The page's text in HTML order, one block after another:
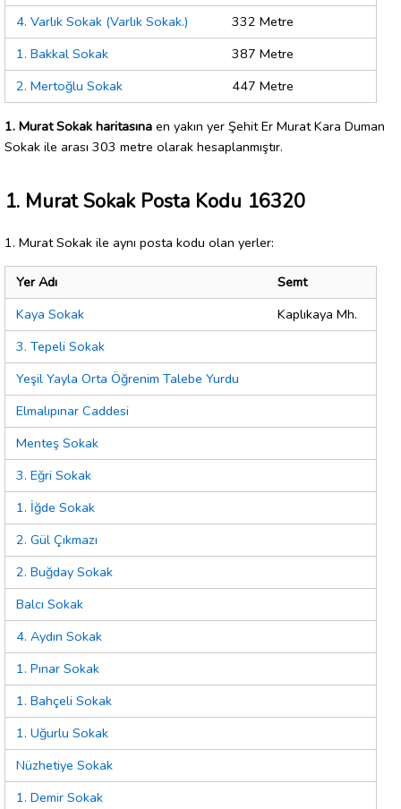
4. Varlık Sokak (Varlık Sokak.)
332 Metre
1. Bakkal Sokak
387 Metre
2. Mertoğlu Sokak
447 Metre
1. Murat Sokak haritasına en yakın yer Şehit Er Murat Kara Duman
Sokak ile arası 303 metre olarak hesaplanmıştır.
1. Murat Sokak Posta Kodu 16320
1. Murat Sokak ile aynı posta kodu olan yerler:
Yer Adı
Semt
Kaya Sokak
Kaplıkaya Mh.
3. Tepeli Sokak
Yeşil Yayla Orta Öğrenim Talebe Yurdu
Elmalıpınar Caddesi
Menteş Sokak
3. Eğri Sokak
1. İğde Sokak
2. Gül Çıkmazı
2. Buğday Sokak
Balcı Sokak
4. Aydın Sokak
1. Pınar Sokak
1. Bahçeli Sokak
1. Uğurlu Sokak
Nüzhetiye Sokak
1. Demir Sokak